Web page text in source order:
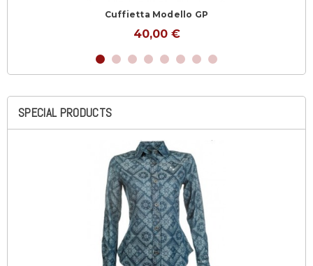
Cuffietta Modello GP
40,00 €
SPECIAL PRODUCTS